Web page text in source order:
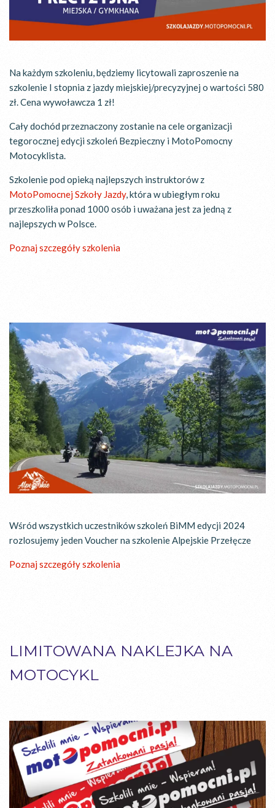
Na każdym szkoleniu, będziemy licytowali zaproszenie na
szkolenie I stopnia z jazdy miejskiej/precyzyjnej o wartości 580
zł. Cena wywoławcza 1 zł!
Cały dochód przeznaczony zostanie na cele organizacji
tegorocznej edycji szkoleń Bezpieczny i MotoPomocny
Motocyklista.
Szkolenie pod opieką najlepszych instruktorów z
MotoPomocnej Szkoły Jazdy, która w ubiegłym roku
przeszkoliła ponad 1000 osób i uważana jest za jedną z
najlepszych w Polsce.
Poznaj szczegóły szkolenia
Wśród wszystkich uczestników szkoleń BiMM edycji 2024
rozlosujemy jeden Voucher na szkolenie Alpejskie Przełęcze
Poznaj szczegóły szkolenia
LIMITOWANA NAKLEJKA NA
MOTOCYKL